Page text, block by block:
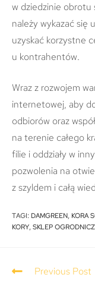
w dziedzinie obrotu
należy wykazać się
uzyskać korzystne
u kontrahentów.
Wraz z rozwojem
internetowej, aby
odbiorów oraz
na terenie całego
filie i oddziały w
pozwolenia na
z szyldem i całą
TAGI: DAMGREEN, KORA
KORY, SKLEP
Previous Post